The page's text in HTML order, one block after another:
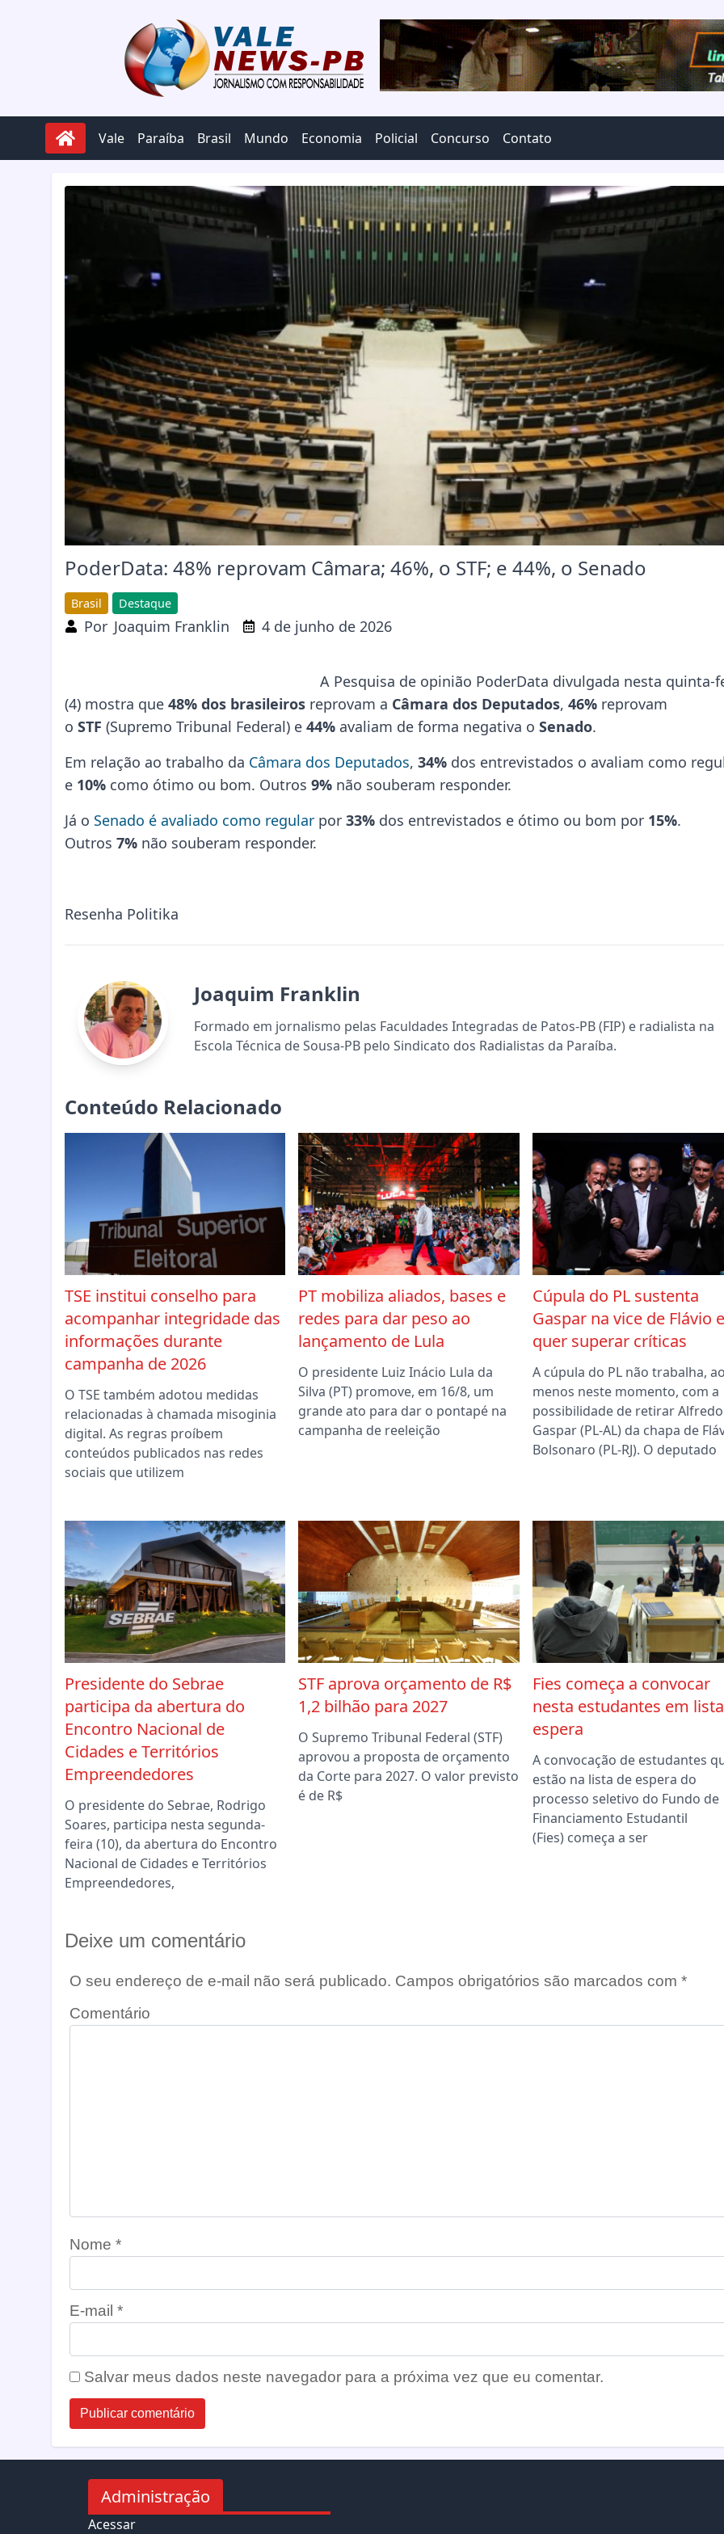
Vale Paraíba Brasil Mundo Economia Policial Concurso Contato
PoderData: 48% reprovam Câmara; 46%, o STF; e 44%, o Senado
Brasil Destaque
Por Joaquim Franklin 4 de junho de 2026
A Pesquisa de opinião PoderData divulgada nesta quinta-
(4) mostra que 48% dos brasileiros reprovam a Câmara dos Deputados, 46% reprovam
o STF (Supremo Tribunal Federal) e 44% avaliam de forma negativa o Senado.
Em relação ao trabalho da Câmara dos Deputados, 34% dos entrevistados o avaliam como
e 10% como ótimo ou bom. Outros 9% não souberam responder.
Já o Senado é avaliado como regular por 33% dos entrevistados e ótimo ou bom por 15%.
Outros 7% não souberam responder.
Resenha Politika
Joaquim Franklin
Formado em jornalismo pelas Faculdades Integradas de Patos-PB (FIP) e radialista na
Escola Técnica de Sousa-PB pelo Sindicato dos Radialistas da Paraíba.
Conteúdo Relacionado
TSE institui conselho para
acompanhar integridade das
informações durante
campanha de 2026
O TSE também adotou medidas
relacionadas à chamada misoginia
digital. As regras proíbem
conteúdos publicados nas redes
sociais que utilizem
PT mobiliza aliados, bases e
redes para dar peso ao
lançamento de Lula
O presidente Luiz Inácio Lula da
Silva (PT) promove, em 16/8, um
grande ato para dar o pontapé na
campanha de reeleição
Cúpula do PL sustenta
Gaspar na vice de Flávio e
quer superar críticas
A cúpula do PL não trabalha,
menos neste momento, com a
possibilidade de retirar Alfredo
Gaspar (PL-AL) da chapa de
Bolsonaro (PL-RJ). O deputado
Presidente do Sebrae
participa da abertura do
Encontro Nacional de
Cidades e Territórios
Empreendedores
O presidente do Sebrae, Rodrigo
Soares, participa nesta segunda-
feira (10), da abertura do Encontro
Nacional de Cidades e Territórios
Empreendedores,
STF aprova orçamento de R$
1,2 bilhão para 2027
O Supremo Tribunal Federal (STF)
aprovou a proposta de orçamento
da Corte para 2027. O valor previsto
é de R$
Fies começa a convocar
nesta estudantes em
espera
A convocação de estudantes
estão na lista de espera do
processo seletivo do Fundo de
Financiamento Estudantil
(Fies) começa a ser
Deixe um comentário
O seu endereço de e-mail não será publicado. Campos obrigatórios são marcados com *
Comentário
Nome *
E-mail *
Salvar meus dados neste navegador para a próxima vez que eu comentar.
Administração
Acessar